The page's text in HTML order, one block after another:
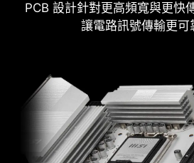
雙重防靜電保
PCB 設計針對更高頻寬與更快
讓電路訊號傳輸更可